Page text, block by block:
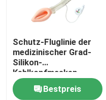
Stulpen-Druck-
Bronchiales Blocker-
Schutz-Fluglinie der
medizinischer Grad-
Silikon-
Kehlkopfmasken-
Fluglinien-LMA
Bestpreis